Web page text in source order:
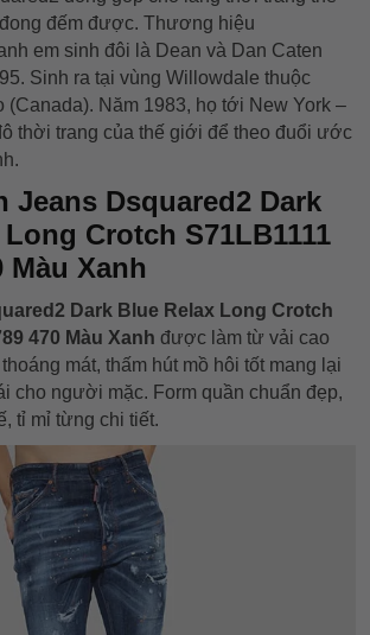
đếm được. Thương hiệu
em sinh đôi là Dean và Dan Caten
Sinh ra tại vùng Willowdale thuộc
(Canada). Năm 1983, họ tới New York –
thời trang của thế giới để theo đuổi ước
Jeans Dsquared2 Dark
Crotch S71LB1111
Màu Xanh
Dark Blue Relax Long Crotch
470 Màu Xanh được làm từ vải cao
mát, thấm hút mồ hôi tốt mang lại
cho người mặc. Form quần chuẩn đẹp,
tỉ mỉ từng chi tiết.